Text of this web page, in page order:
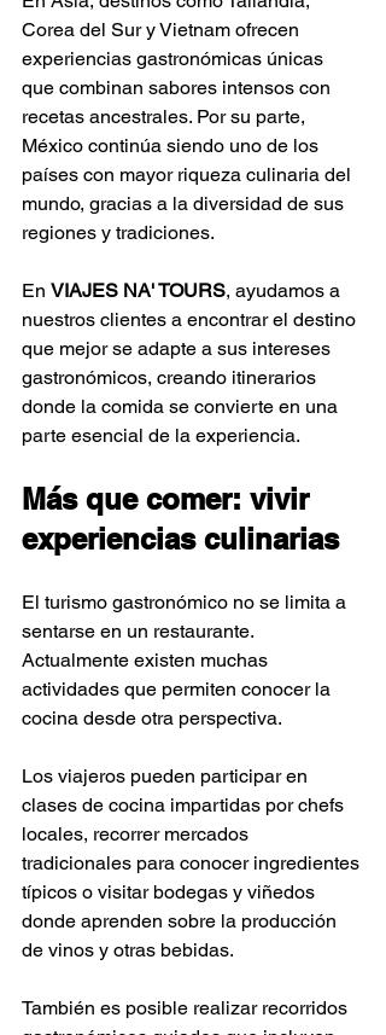
Corea del Sur y Vietnam ofrecen
experiencias gastronómicas únicas
que combinan sabores intensos con
recetas ancestrales. Por su parte,
México continúa siendo uno de los
países con mayor riqueza culinaria del
mundo, gracias a la diversidad de sus
regiones y tradiciones.
En VIAJES NA' TOURS, ayudamos a
nuestros clientes a encontrar el destino
que mejor se adapte a sus intereses
gastronómicos, creando itinerarios
donde la comida se convierte en una
parte esencial de la experiencia.
Más que comer: vivir
experiencias culinarias
El turismo gastronómico no se limita a
sentarse en un restaurante.
Actualmente existen muchas
actividades que permiten conocer la
cocina desde otra perspectiva.
Los viajeros pueden participar en
clases de cocina impartidas por chefs
locales, recorrer mercados
tradicionales para conocer ingredientes
típicos o visitar bodegas y viñedos
donde aprenden sobre la producción
de vinos y otras bebidas.
También es posible realizar recorridos